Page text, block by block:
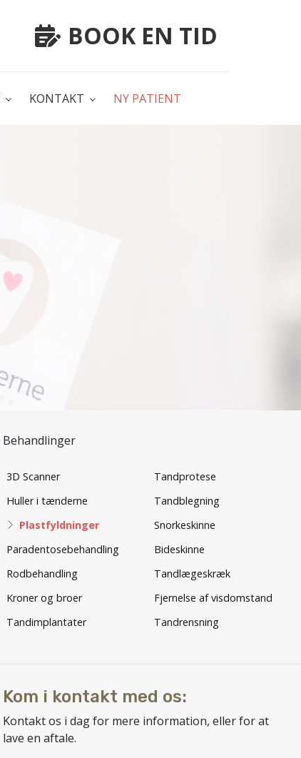
BOOK EN TID
KONTAKT NY PATIENT
Behandlinger
3D Scanner
Huller i tænderne
Plastfyldninger
Paradentosebehandling
Rodbehandling
Kroner og broer
Tandimplantater
Tandprotese
Tandblegning
Snorkeskinne
Bideskinne
Tandlægeskræk
Fjernelse af visdomstand
Tandrensning
Kom i kontakt med os:
Kontakt os i dag for mere information, eller for at
lave en aftale.